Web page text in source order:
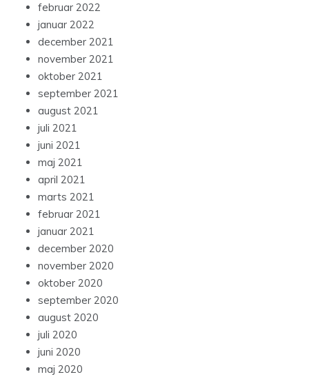
februar 2022
januar 2022
december 2021
november 2021
oktober 2021
september 2021
august 2021
juli 2021
juni 2021
maj 2021
april 2021
marts 2021
februar 2021
januar 2021
december 2020
november 2020
oktober 2020
september 2020
august 2020
juli 2020
juni 2020
maj 2020